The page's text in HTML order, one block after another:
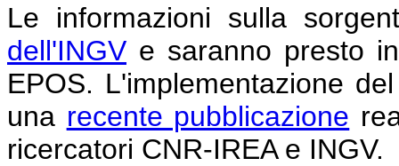
Le informazioni sulla
dell'INGV e saranno presto
EPOS. L'implementazione
una recente pubblicazione
ricercatori CNR-IREA e INGV.